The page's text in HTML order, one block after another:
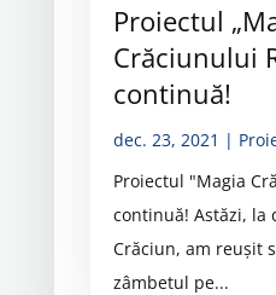
Proiectul
Crăciunului
continuă!
dec. 23, 2021 |
Proiectul "Magia
continuă! Astăzi, la
Crăciun, am reușit
zâmbetul pe...